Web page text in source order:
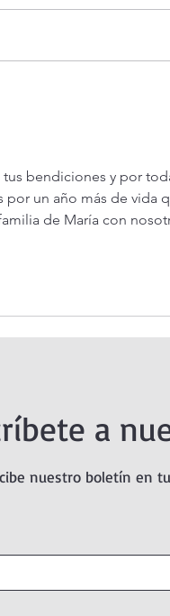
tus bendiciones y por
por un año más de vida
de María con
a
nuestro boletín en